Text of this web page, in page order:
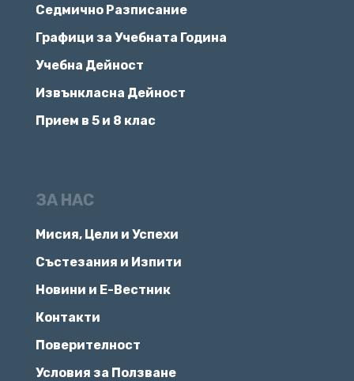
Седмично Разписание
Графици за Учебната Година
Учебна Дейност
Извънкласна Дейност
Прием в 5 и 8 клас
ЗА НАС
Мисия, Цели и Успехи
Състезания и Изпити
Новини и Е-Вестник
Контакти
Поверителност
Условия за Ползване